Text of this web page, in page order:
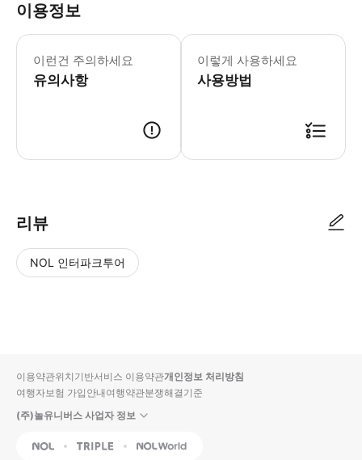
이용정보
이런건 주의하세요
유의사항
이렇게 사용하세요
사용방법
리뷰
NOL 인터파크투어
입니
다.
순
상
이용약관위치기반서비스 이용약관개인정보 처리방침
여행자보험 가입안내여행약관분쟁해결기준
(주)놀유니버스 사업자 정보
NOL Triple Interpark Global